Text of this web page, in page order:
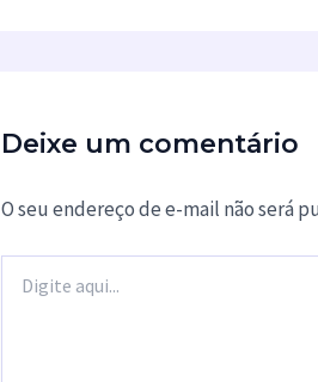
Deixe um comentário
O seu endereço de e-mail não será
aqui...